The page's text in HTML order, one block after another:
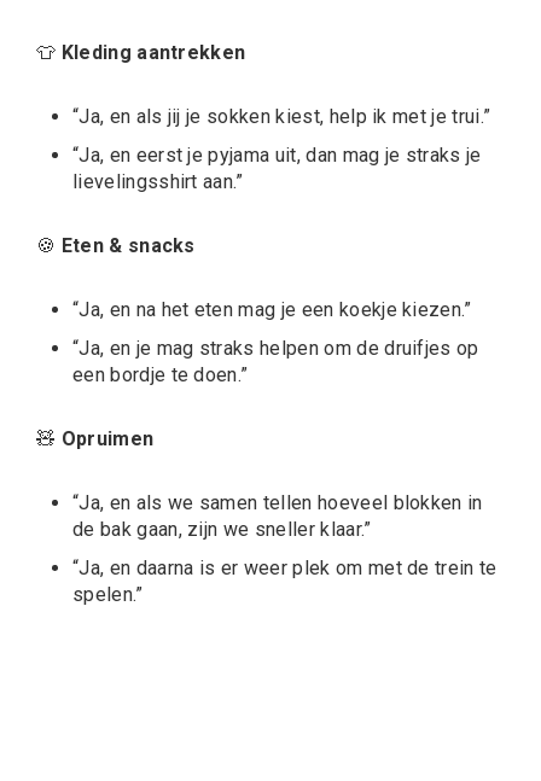
👕 Kleding aantrekken
“Ja, en als jij je sokken kiest, help ik met je trui.”
“Ja, en eerst je pyjama uit, dan mag je straks je
lievelingsshirt aan.”
🍪 Eten & snacks
“Ja, en na het eten mag je een koekje kiezen.”
“Ja, en je mag straks helpen om de druifjes op
een bordje te doen.”
🧸 Opruimen
“Ja, en als we samen tellen hoeveel blokken in
de bak gaan, zijn we sneller klaar.”
“Ja, en daarna is er weer plek om met de trein te
spelen.”